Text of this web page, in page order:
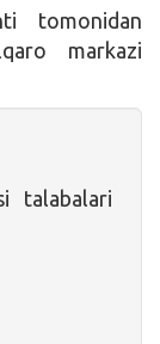
tomonidan
markazi
talabalari